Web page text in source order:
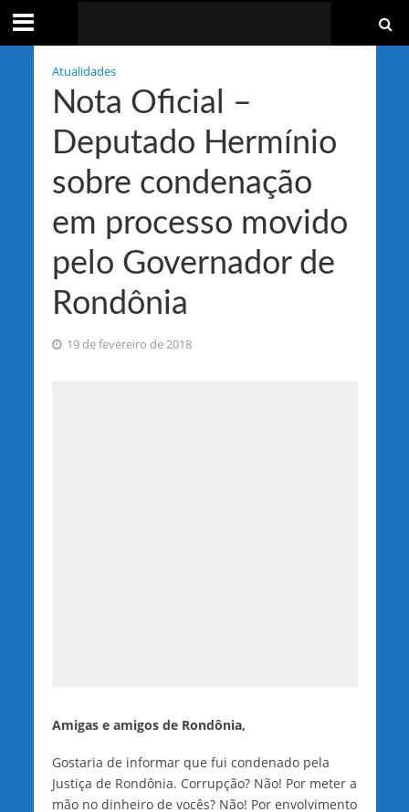
Atualidades
Nota Oficial –
Deputado Hermínio
sobre condenação
em processo movido
pelo Governador de
Rondônia
19 de fevereiro de 2018
Amigas e amigos de Rondônia,
Gostaria de informar que fui condenado pela
Justiça de Rondônia. Corrupção? Não! Por meter a
mão no dinheiro de vocês? Não! Por envolvimento